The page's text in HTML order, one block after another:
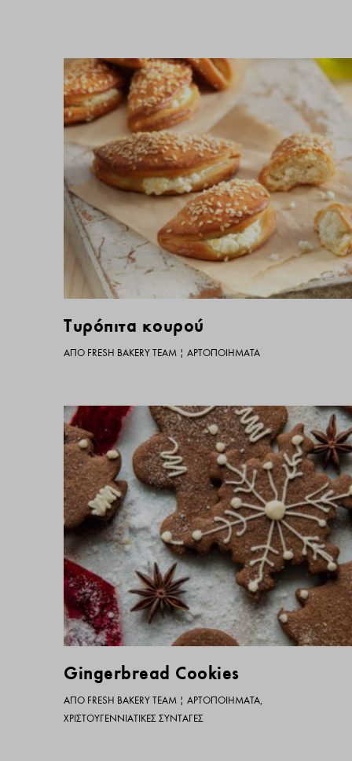
Tυρόπιτα κουρού
ΑΠΌ FRESH BAKERY TEAM | ΑΡΤΟΠΟΙΉΜΑΤΑ
Gingerbread Cookies
ΑΠΌ FRESH BAKERY TEAM | ΑΡΤΟΠΟΙΉΜΑΤΑ,
ΧΡΙΣΤΟΥΓΕΝΝΙΆΤΙΚΕΣ ΣΥΝΤΑΓΈΣ